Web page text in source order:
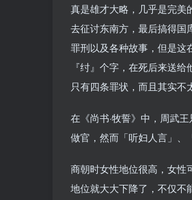
真是雄才大略，几乎是完美
去征讨东南方，最后搞得国
罪刑以及各种故事，但是这
『纣』个字，在死后来送
只有四条罪状，而且其实不
在《尚书·牧誓》中，周武
做官，然而「听妇人言」、
商朝时女性地位很高，女性
地位就大大下降了，不仅不